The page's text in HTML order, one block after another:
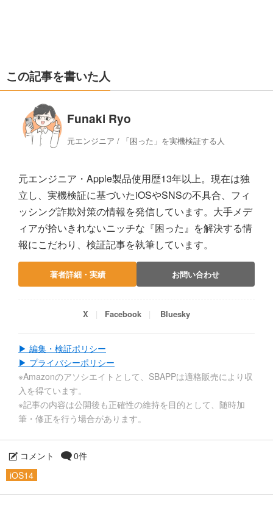
この記事を書いた人
Funaki Ryo
元エンジニア / 「困った」を実機検証する人
元エンジニア・Apple製品使用歴13年以上。現在は独
立し、実機検証に基づいたiOSやSNSの不具合、フィ
ッシング詐欺対策の情報を発信しています。大手メデ
ィアが拾いきれないニッチな『困った』を解決する情
報にこだわり、検証記事を執筆しています。
著者詳細・実績 お問い合わせ
X Facebook Bluesky
▶ 編集・検証ポリシー
▶ プライバシーポリシー
※Amazonのアソシエイトとして、SBAPPは適格販売により収
入を得ています。
※記事の内容は公開後も正確性の維持を目的として、随時加
筆・修正を行う場合があります。
コメント
0件
iOS14